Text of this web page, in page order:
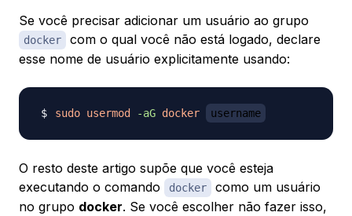
Se você precisar adicionar um usuário ao grupo
docker
com o qual você não está logado, declare
esse nome de usuário explicitamente usando:
sudo usermod -aG docker username
O resto deste artigo supõe que você esteja
executando o comando
docker
como um usuário
no grupo docker. Se você escolher não fazer isso,